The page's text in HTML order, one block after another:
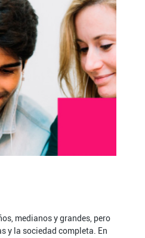
medianos y grandes, pero
y la sociedad completa. En